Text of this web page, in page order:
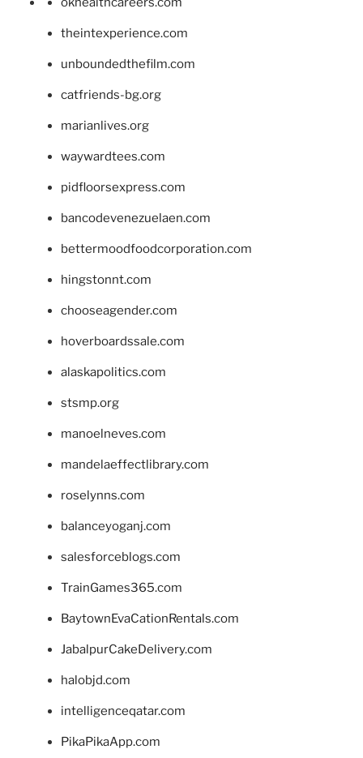
theintexperience.com
unboundedthefilm.com
catfriends-bg.org
marianlives.org
waywardtees.com
pidfloorsexpress.com
bancodevenezuelaen.com
bettermoodfoodcorporation.com
hingstonnt.com
chooseagender.com
hoverboardssale.com
alaskapolitics.com
stsmp.org
manoelneves.com
mandelaeffectlibrary.com
roselynns.com
balanceyoganj.com
salesforceblogs.com
TrainGames365.com
BaytownEvaCationRentals.com
JabalpurCakeDelivery.com
halobjd.com
intelligenceqatar.com
PikaPikaApp.com